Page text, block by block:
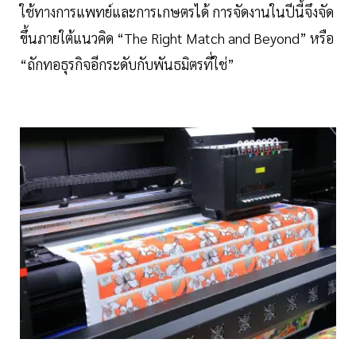
ใช้ทางการแพทย์และการเกษตรได้ การจัดงานในปีนี้จึงจัด
ขึ้นภายใต้แนวคิด “The Right Match and Beyond” หรือ
“ถักทอธุรกิจอีกระดับกับพันธมิตรที่ใช่”